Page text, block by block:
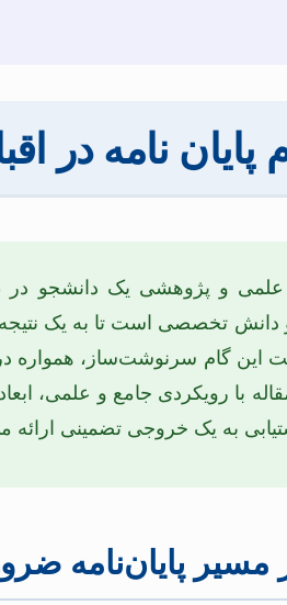
پایان نامه در
علمی و پژوهشی یک دانشجو
و دانش تخصصی است تا به یک
این گام سرنوشت‌ساز،
با رویکردی جامع و علمی،
به یک خروجی تضمینی ارائه
پایان‌نامه